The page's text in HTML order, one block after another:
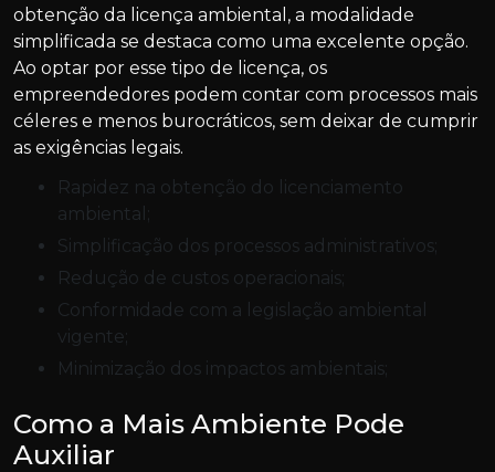
obtenção da licença ambiental, a modalidade
simplificada se destaca como uma excelente opção.
Ao optar por esse tipo de licença, os
empreendedores podem contar com processos mais
céleres e menos burocráticos, sem deixar de cumprir
as exigências legais.
Rapidez na obtenção do licenciamento
ambiental;
Simplificação dos processos administrativos;
Redução de custos operacionais;
Conformidade com a legislação ambiental
vigente;
Minimização dos impactos ambientais;
Como a Mais Ambiente Pode
Auxiliar